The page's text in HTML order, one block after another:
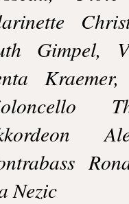
Gimpel,
Nezic